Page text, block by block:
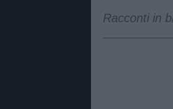
Racconti in